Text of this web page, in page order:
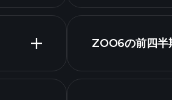
ZOO6の前四半